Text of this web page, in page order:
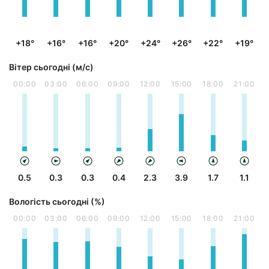
+18° +16° +16° +20° +24° +26° +22° +19°
Вітер сьогодні (м/с)
00:00
0.5
03:00
0.3
06:00
0.3
09:00
0.4
12:00
2.3
15:00
3.9
18:00
1.7
21:00
1.1
Вологість сьогодні (%)
00:00 03:00 06:00 09:00 12:00 15:00 18:00 21:00